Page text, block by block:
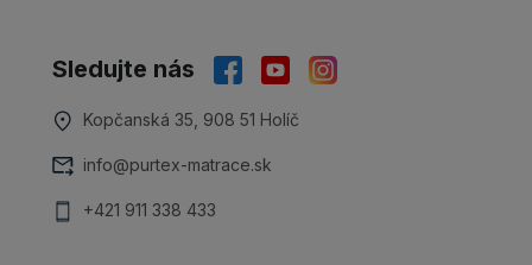
Sledujte nás
Kopčanská 35, 908 51 Holíč
info@purtex-matrace.sk
+421 911 338 433